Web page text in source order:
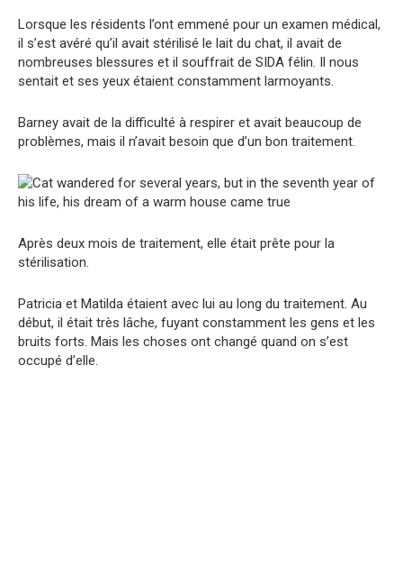
Lorsque les résidents l’ont emmené pour un examen médical,
il s’est avéré qu’il avait stérilisé le lait du chat, il avait de
nombreuses blessures et il souffrait de SIDA félin. Il nous
sentait et ses yeux étaient constamment larmoyants.
Barney avait de la difficulté à respirer et avait beaucoup de
problèmes, mais il n’avait besoin que d’un bon traitement.
Après deux mois de traitement, elle était prête pour la
stérilisation.
Patricia et Matilda étaient avec lui au long du traitement. Au
début, il était très lâche, fuyant constamment les gens et les
bruits forts. Mais les choses ont changé quand on s’est
occupé d’elle.